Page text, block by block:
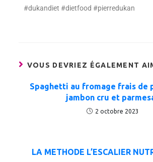
#dukandiet #dietfood #pierredukan
VOUS DEVRIEZ ÉGALEMENT
Spaghetti au fromage frais de
jambon cru et
2 octobre 2023
LA METHODE L’ESCALIER